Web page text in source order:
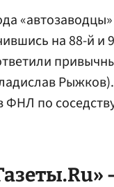
на 88-й и
Рыжков
по